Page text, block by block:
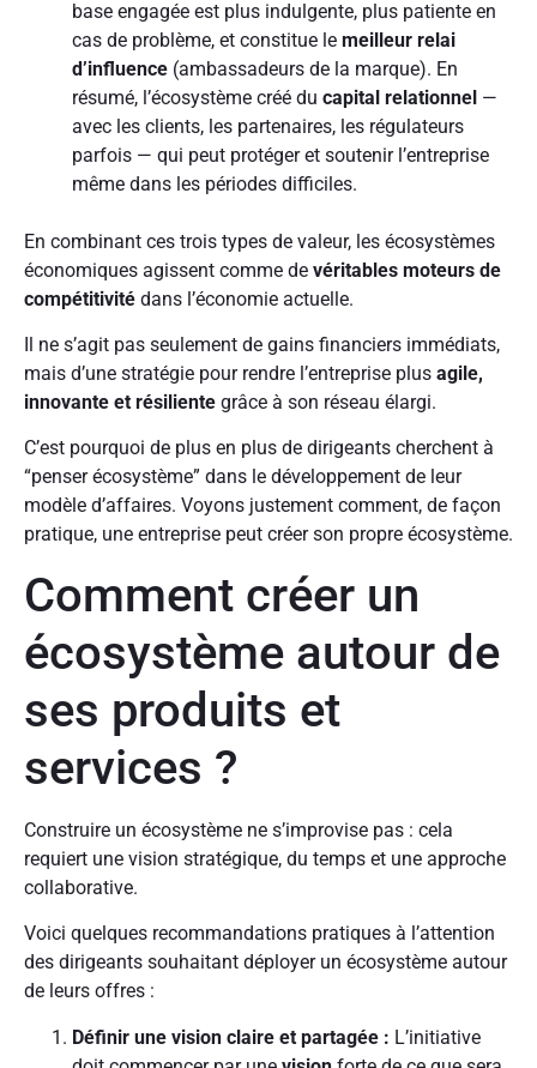
base engagée est plus indulgente, plus patiente en
cas de problème, et constitue le meilleur relai
d’influence (ambassadeurs de la marque). En
résumé, l’écosystème créé du capital relationnel —
avec les clients, les partenaires, les régulateurs
parfois — qui peut protéger et soutenir l’entreprise
même dans les périodes difficiles.
En combinant ces trois types de valeur, les écosystèmes
économiques agissent comme de véritables moteurs de
compétitivité dans l’économie actuelle.
Il ne s’agit pas seulement de gains financiers immédiats,
mais d’une stratégie pour rendre l’entreprise plus agile,
innovante et résiliente grâce à son réseau élargi.
C’est pourquoi de plus en plus de dirigeants cherchent à
“penser écosystème” dans le développement de leur
modèle d’affaires. Voyons justement comment, de façon
pratique, une entreprise peut créer son propre écosystème.
Comment créer un
écosystème autour de
ses produits et
services ?
Construire un écosystème ne s’improvise pas : cela
requiert une vision stratégique, du temps et une approche
collaborative.
Voici quelques recommandations pratiques à l’attention
des dirigeants souhaitant déployer un écosystème autour
de leurs offres :
Définir une vision claire et partagée : L’initiative